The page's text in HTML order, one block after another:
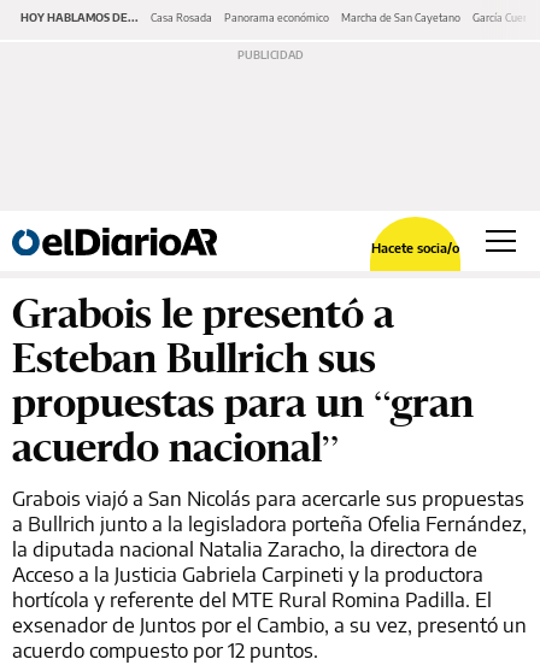
HOY HABLAMOS DE... Casa Rosada Panorama económico Marcha de San Cayetano García Cuerva
Hacete socia/o
Grabois le presentó a
Esteban Bullrich sus
propuestas para un “gran
acuerdo nacional”
Grabois viajó a San Nicolás para acercarle sus propuestas
a Bullrich junto a la legisladora porteña Ofelia Fernández,
la diputada nacional Natalia Zaracho, la directora de
Acceso a la Justicia Gabriela Carpineti y la productora
hortícola y referente del MTE Rural Romina Padilla. El
exsenador de Juntos por el Cambio, a su vez, presentó un
acuerdo compuesto por 12 puntos.